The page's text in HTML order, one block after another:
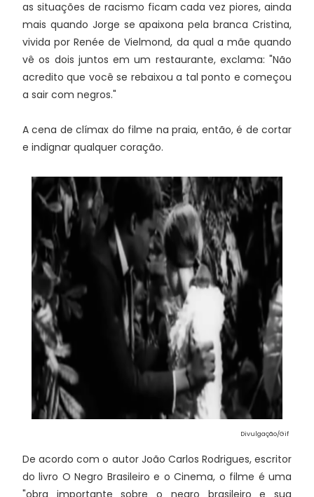
as situações de racismo ficam cada vez piores, ainda
mais quando Jorge se apaixona pela branca Cristina,
vivida por Renée de Vielmond, da qual a mãe quando
vê os dois juntos em um restaurante, exclama: "Não
acredito que você se rebaixou a tal ponto e começou
a sair com negros."
A cena de clímax do filme na praia, então, é de cortar
e indignar qualquer coração.
Divulgação/Gif
De acordo com o autor João Carlos Rodrigues, escritor
do livro O Negro Brasileiro e o Cinema, o filme é uma
"obra importante sobre o negro brasileiro e sua